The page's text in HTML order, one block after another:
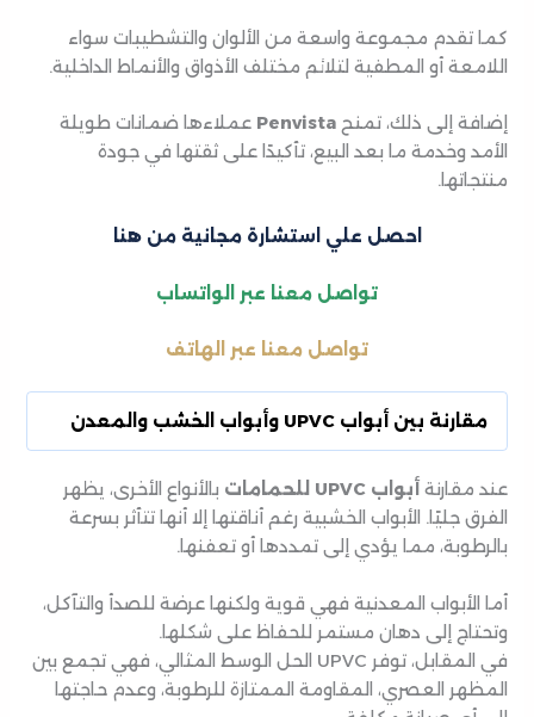
كما تقدم مجموعة واسعة من الألوان والتشطيبات سواء
اللامعة أو المطفية لتلائم مختلف الأذواق والأنماط الداخلية.
إضافة إلى ذلك، تمنحPenvista عملاءها ضمانات طويلة
الأمد وخدمة ما بعد البيع، تأكيدًا على ثقتها في جودة
منتجاتها.
احصل علي استشارة مجانية من هنا
تواصل معنا عبر الواتساب
تواصل معنا عبر الهاتف
مقارنة بين أبواب UPVC وأبواب الخشب والمعدن
عند مقارنة أبواب UPVC للحمامات
بالأنواع الأخرى، يظهر
الفرق جليًا. الأبواب الخشبية رغم أناقتها إلا أنها تتأثر بسرعة
بالرطوبة، مما يؤدي إلى تمددها أو تعفنها.
أما الأبواب المعدنية فهي قوية ولكنها عرضة للصدأ والتآكل،
وتحتاج إلى دهان مستمر للحفاظ على شكلها.
في المقابل، توفر UPVC الحل الوسط المثالي، فهي تجمع بين
المظهر العصري، المقاومة الممتازة للرطوبة، وعدم حاجتها